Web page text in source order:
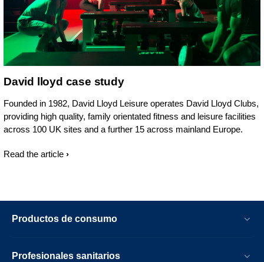
David lloyd case study
Founded in 1982, David Lloyd Leisure operates David Lloyd Clubs,
providing high quality, family orientated fitness and leisure facilities
across 100 UK sites and a further 15 across mainland Europe.
Read the article
Productos de consumo
Profesionales sanitarios